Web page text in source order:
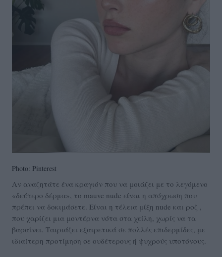
Photo: Pinterest
Αν αναζητάτε ένα κραγιόν που να μοιάζει με το λεγόμενο
«δεύτερο δέρμα», το mauve nude είναι η απόχρωση που
πρέπει να δοκιμάσετε. Είναι η τέλεια μίξη nude και ροζ ,
που χαρίζει μια μοντέρνα νότα στα χείλη, χωρίς να τα
βαραίνει. Ταιριάζει εξαιρετικά σε πολλές επιδερμίδες, με
ιδιαίτερη προτίμηση σε ουδέτερους ή ψυχρούς υποτόνους.